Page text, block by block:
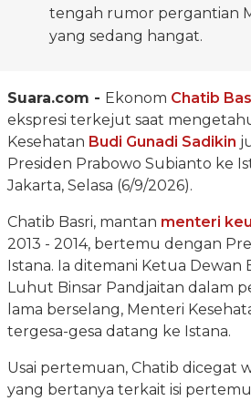
tengah rumor pergantian
yang sedang hangat.
Suara.com - Ekonom Chatib
ekspresi terkejut saat
Kesehatan Budi Gunadi Sadikin
Presiden Prabowo Subianto ke
Jakarta, Selasa (6/9/2026).
Chatib Basri, mantan menteri
2013 - 2014, bertemu dengan
Istana. Ia ditemani Ketua Dewan
Luhut Binsar Pandjaitan dalam
lama berselang, Menteri
tergesa-gesa datang ke Istana.
Usai pertemuan, Chatib dicegat
yang bertanya terkait isi